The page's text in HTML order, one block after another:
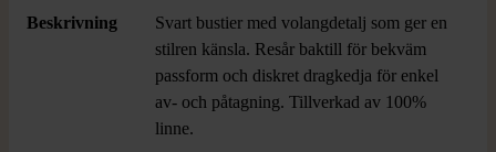
Beskrivning
Svart bustier med volangdetalj som ger en
stilren känsla. Resår baktill för bekväm
passform och diskret dragkedja för enkel
av- och påtagning. Tillverkad av 100%
linne.